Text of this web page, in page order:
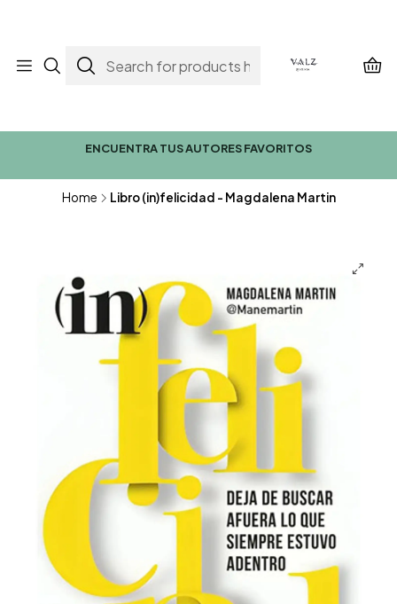
ENCUENTRA TUS AUTORES FAVORITOS
Home Libro (in)felicidad - Magdalena Martin